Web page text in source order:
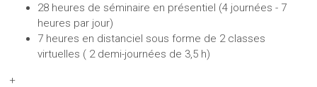
28 heures de séminaire en présentiel (4 journées - 7
heures par jour)
7 heures en distanciel sous forme de 2 classes
virtuelles ( 2 demi-journées de 3,5 h)
+